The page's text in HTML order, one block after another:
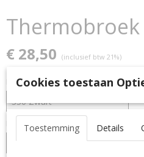
€ 28,50 (inclusief btw 21%)
Kleur
Maat
Cookies toestaan
Toestemming Details